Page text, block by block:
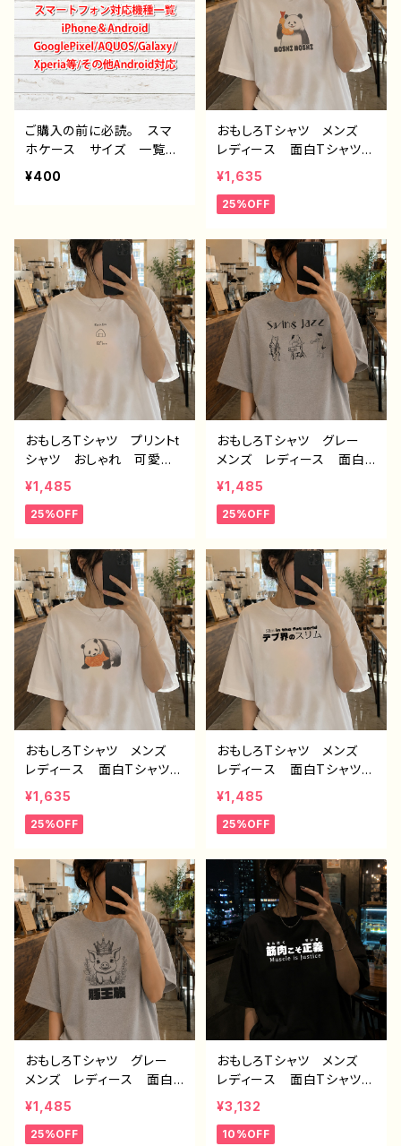
ご購入の前に必読。 スマ
ホケース サイズ 一覧
選び方 iPhoneケース A
UOS OPPO ワイモバイ
ル etc. 手帳型 全機種
対応
¥400
おもしろTシャツ メンズ
レディース 面白Tシャツ
かわいい おしゃれ イラ
スト パンダ 動物 ゆる
かわ ゆるい ユニーク
ター おすすめ 個性的
人気 イラストレーター
クリエイター 絵師 オリ
ジナル デザイン グッ
ズ 半袖シャツ デザイ
ン コラボ 悪いことを言
うパンダ タイトル：もしも
し悪パンダ 作：こさつね
C-3
¥1,635
25%OFF
おもしろTシャツ プリントt
シャツ おしゃれ 可愛
い ゆるかわ メンズ レ
ディース 面白Tシャツ イ
ラスト 個性的 おすす
気 イラストレーター 絵
師 クリエイター オリジ
ナル デザイン グッズ
白 半袖シャツ デザイ
ン コラボ ネタTシャツ
ノンブランド タイトル：デザ
インTシャツ №626 H-7
¥1,485
25%OFF
おもしろTシャツ グレー
メンズ レディース 面白T
シャツ ネタTシャツ かわ
いい ねこ ジャズクリエイ
ター イラストレーター
オリジナル デザイン グッ
ズ H-7
¥1,485
25%OFF
おもしろTシャツ メンズ
レディース 面白Tシャツ
かわいい おしゃれ イラ
スト パンダ 動物 ゆる
かわ ゆるい ユニーク
ター おすすめ 個性的
人気 イラストレーター
クリエイター 絵師 オリ
ジナル デザイン グッ
ズ 半袖シャツ デザイ
ン コラボ 悪いことを言
うパンダ タイトル：たいや
き悪パンダ 作：こさつね
C-3
¥1,635
25%OFF
おもしろTシャツ メンズ
レディース 面白Tシャツ
文字 かわいい おしゃ
れ 個性的 おすすめ 半
袖シャツ デザイン コラ
ル：デブ界のスリム（ホワイ
ト） 作：んごミック C-3
¥1,485
25%OFF
おもしろTシャツ グレー
メンズ レディース 面白T
シャツ かわいい おしゃ
れ イラスト ブタ 動
物 ゆるかわ ゆるい ユ
¥1,485
25%OFF
おもしろTシャツ メンズ
レディース 面白Tシャツ
文字 ネタTシャツ かわ
いい おしゃれ 個性的
おすすめ 半袖シャツ デ
¥3,132
10%OFF